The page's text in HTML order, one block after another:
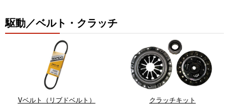
駆動／ベルト・クラッチ
Vベルト（リブドベルト） クラッチキット